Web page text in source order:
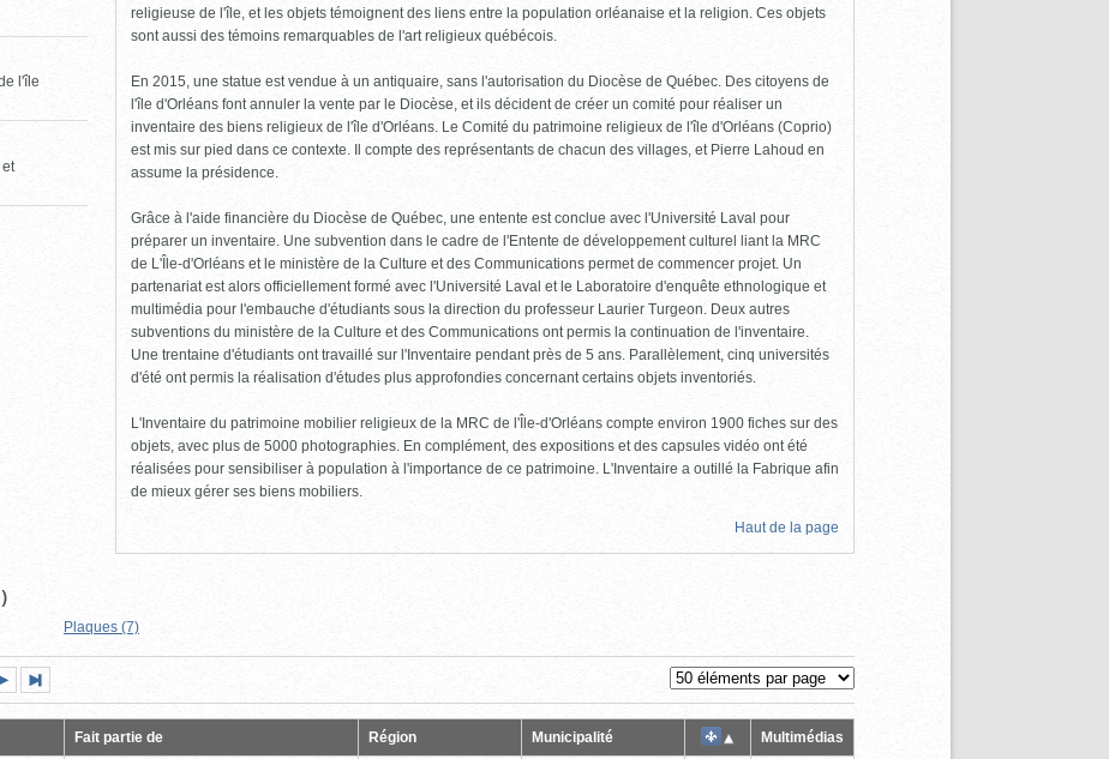
l'île
et
religieuse de l'île, et les objets témoignent des liens entre la population orléanaise et la religion. Ces objets
sont aussi des témoins remarquables de l'art religieux québécois.
En 2015, une statue est vendue à un antiquaire, sans l'autorisation du Diocèse de Québec. Des citoyens de
l'île d'Orléans font annuler la vente par le Diocèse, et ils décident de créer un comité pour réaliser un
inventaire des biens religieux de l'île d'Orléans. Le Comité du patrimoine religieux de l'île d'Orléans (Coprio)
est mis sur pied dans ce contexte. Il compte des représentants de chacun des villages, et Pierre Lahoud en
assume la présidence.
Grâce à l'aide financière du Diocèse de Québec, une entente est conclue avec l'Université Laval pour
préparer un inventaire. Une subvention dans le cadre de l'Entente de développement culturel liant la MRC
de L'Île-d'Orléans et le ministère de la Culture et des Communications permet de commencer projet. Un
partenariat est alors officiellement formé avec l'Université Laval et le Laboratoire d'enquête ethnologique et
multimédia pour l'embauche d'étudiants sous la direction du professeur Laurier Turgeon. Deux autres
subventions du ministère de la Culture et des Communications ont permis la continuation de l'inventaire.
Une trentaine d'étudiants ont travaillé sur l'Inventaire pendant près de 5 ans. Parallèlement, cinq universités
d'été ont permis la réalisation d'études plus approfondies concernant certains objets inventoriés.
L'Inventaire du patrimoine mobilier religieux de la MRC de l'Île-d'Orléans compte environ 1900 fiches sur des
objets, avec plus de 5000 photographies. En complément, des expositions et des capsules vidéo ont été
réalisées pour sensibiliser à population à l'importance de ce patrimoine. L'Inventaire a outillé la Fabrique afin
de mieux gérer ses biens mobiliers.
Haut de la page
Plaques (7)
page
Fait partie de Région Municipalité Multimédias